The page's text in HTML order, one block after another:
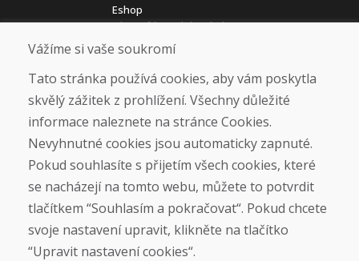
Eshop
Jak posíláme elektrokola
Obchodní podmínky
Doprava
Platba
Vrácení a výměna zboží
Ochrana osobních údajů
Cookies
Sociální sítě
Vážíme si vaše soukromí
Tato stránka používá cookies, aby vám poskytla
skvělý zážitek z prohlížení. Všechny důležité
informace naleznete na stránce Cookies.
Nevyhnutné cookies jsou automaticky zapnuté.
Pokud souhlasíte s přijetím všech cookies, které
se nacházejí na tomto webu, můžete to potvrdit
tlačítkem “Souhlasím a pokračovat“. Pokud chcete
svoje nastavení upravit, klikněte na tlačítko
“Upravit nastavení cookies“.